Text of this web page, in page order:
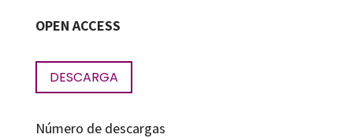
OPEN ACCESS
DESCARGA
Número de descargas